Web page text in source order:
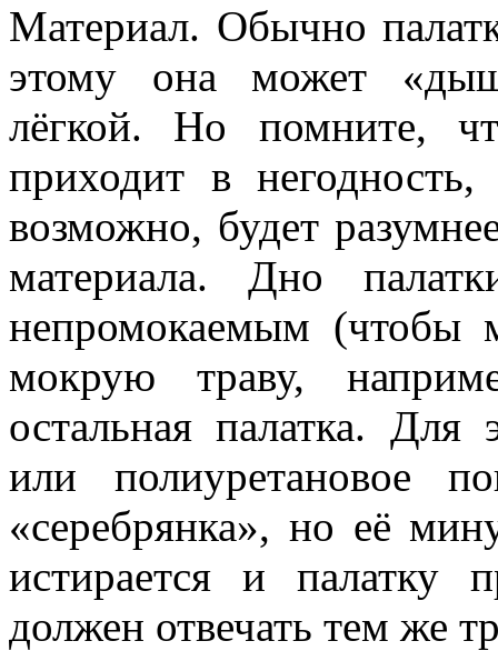
Материал. Обычно
этому она может
лёгкой. Но помните,
приходит в
возможно, будет
материала. Дно
непромокаемым (чтобы
мокрую траву,
остальная палатка. Для
или полиуретановое
«серебрянка», но её
истирается и палатку
должен отвечать тем же